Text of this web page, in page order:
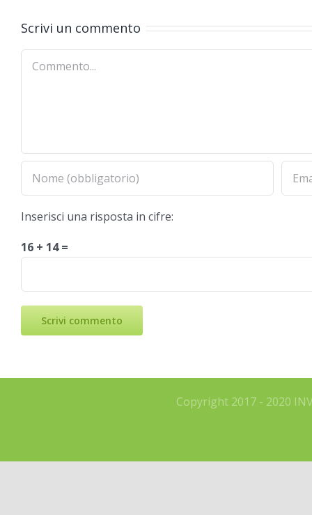
Scrivi un commento
Commento
Inserisci una risposta in cifre:
16 + 14 =
Copyright 2017 - 2020